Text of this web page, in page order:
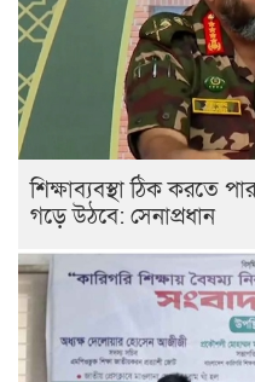
শিক্ষাব্যবস্থা ঠিক করতে
গড়ে উঠবে: সেনাপ্রধান